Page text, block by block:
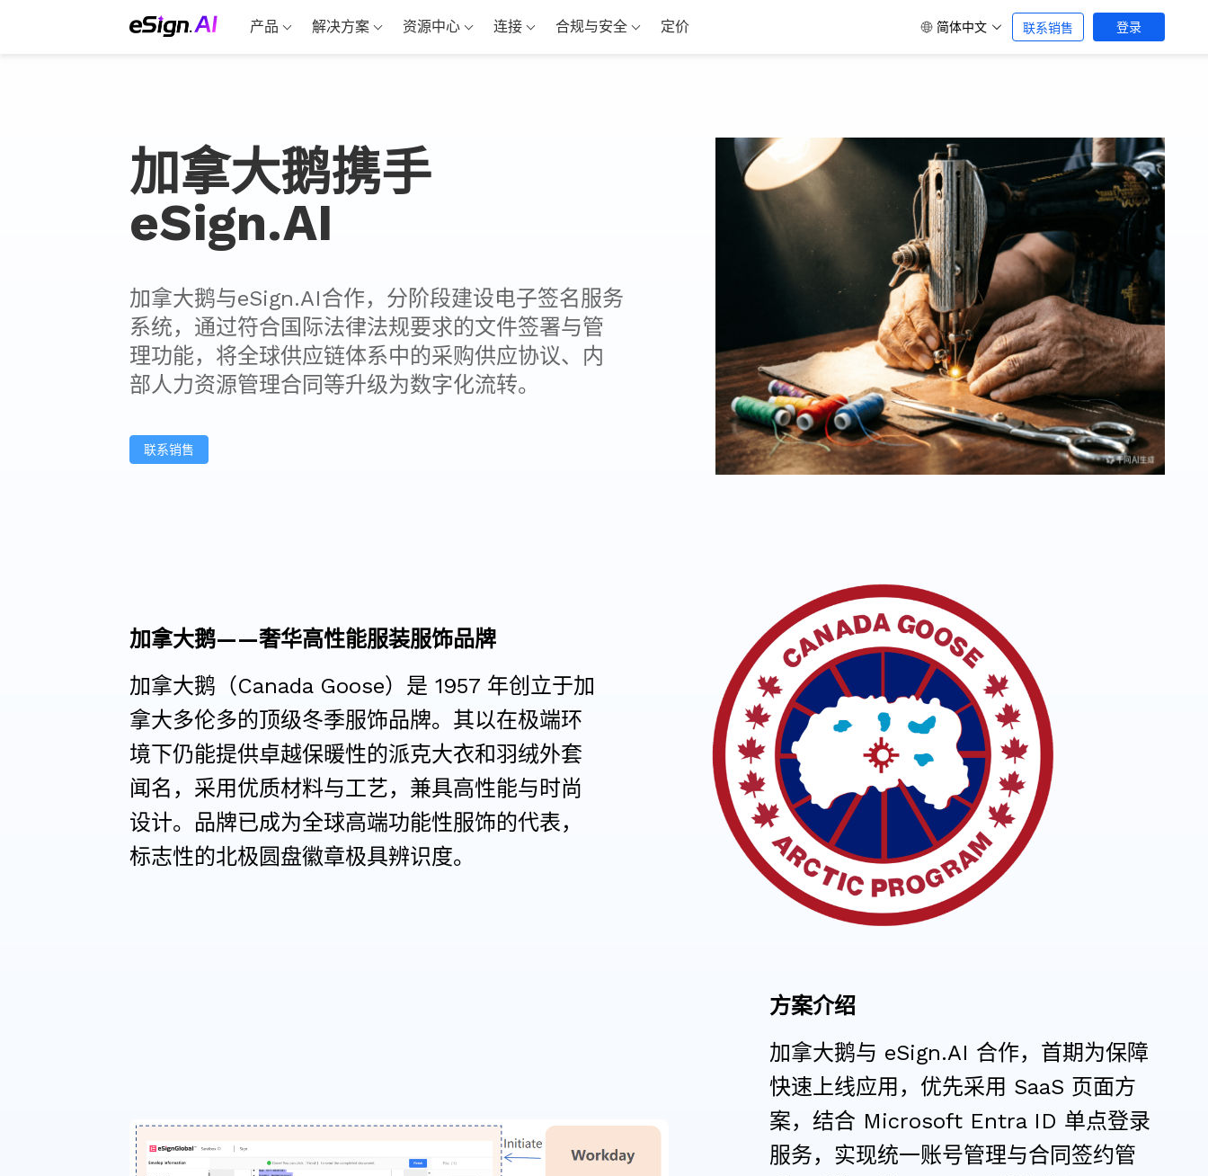
产品 解决方案 资源中心 连接 合规与安全 定价 简体中文 联系销售 登录
加拿大鹅携手
eSign.AI
加拿大鹅与eSign.AI合作，分阶段建设电子签名服务
系统，通过符合国际法律法规要求的文件签署与管
理功能，将全球供应链体系中的采购供应协议、内
部人力资源管理合同等升级为数字化流转。
联系销售
加拿大鹅——奢华高性能服装服饰品牌
加拿大鹅（Canada Goose）是 1957 年创立于加
拿大多伦多的顶级冬季服饰品牌。其以在极端环
境下仍能提供卓越保暖性的派克大衣和羽绒外套
闻名，采用优质材料与工艺，兼具高性能与时尚
设计。品牌已成为全球高端功能性服饰的代表，
标志性的北极圆盘徽章极具辨识度。
方案介绍
加拿大鹅与 eSign.AI 合作，首期为保障
快速上线应用，优先采用 SaaS 页面方
案，结合 Microsoft Entra ID 单点登录
服务，实现统一账号管理与合同签约管